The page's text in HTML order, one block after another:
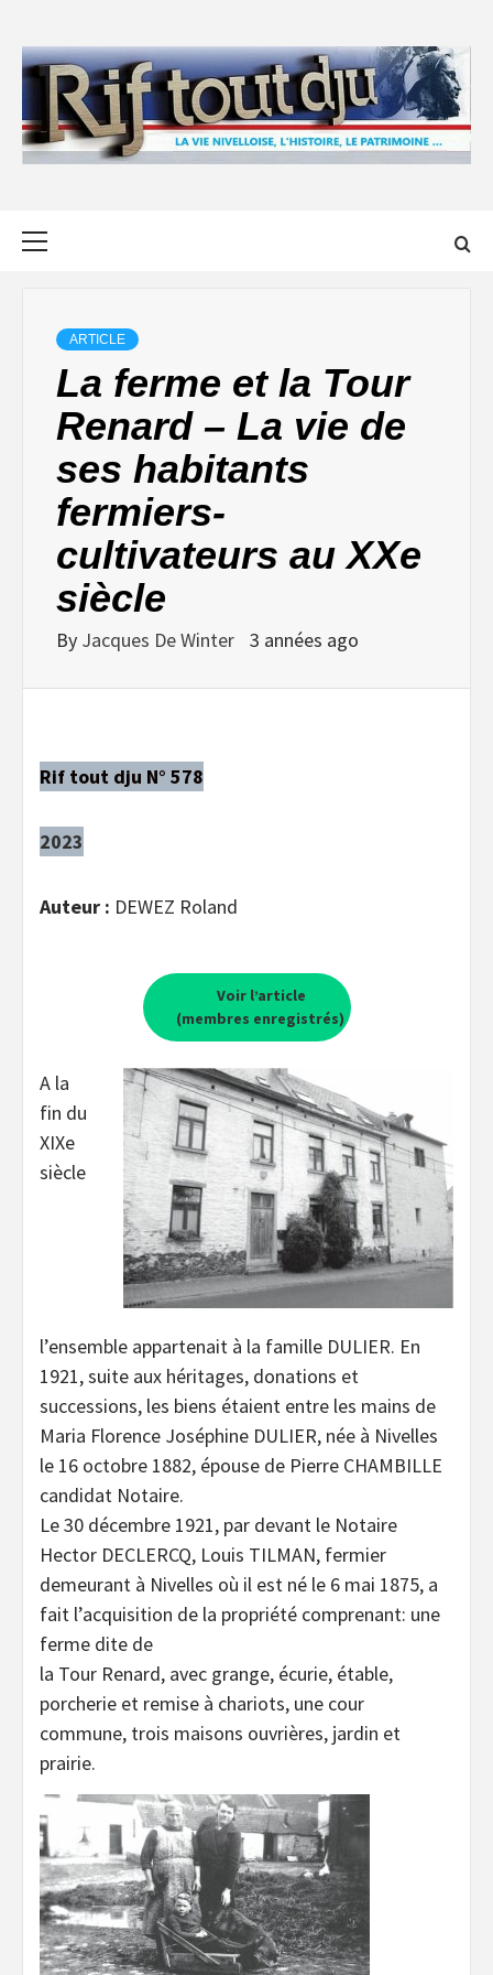
content
ARTICLE
La ferme et la Tour
Renard – La vie de
ses habitants
fermiers-
cultivateurs au XXe
siècle
By Jacques De Winter 3 années ago
Rif tout dju N° 578
2023
Auteur : DEWEZ Roland
Voir l’article
(membres enregistrés)
A la
fin du
XIXe
siècle
l’ensemble appartenait à la famille DULIER. En
1921, suite aux héritages, donations et
successions, les biens étaient entre les mains de
Maria Florence Joséphine DULIER, née à Nivelles
le 16 octobre 1882, épouse de Pierre CHAMBILLE
candidat Notaire.
Le 30 décembre 1921, par devant le Notaire
Hector DECLERCQ, Louis TILMAN, fermier
demeurant à Nivelles où il est né le 6 mai 1875, a
fait l’acquisition de la propriété comprenant: une
ferme dite de
la Tour Renard, avec grange, écurie, étable,
porcherie et remise à chariots, une cour
commune, trois maisons ouvrières, jardin et
prairie.